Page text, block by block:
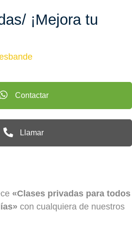
¡Mejora tu
Contactar
Llamar
«Clases privadas para todos
con cualquiera de nuestros